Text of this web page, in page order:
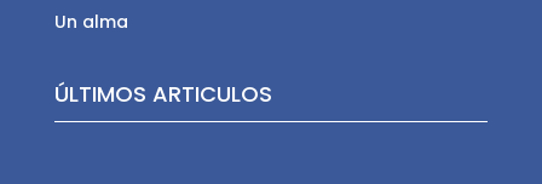
Un alma
ÚLTIMOS ARTICULOS